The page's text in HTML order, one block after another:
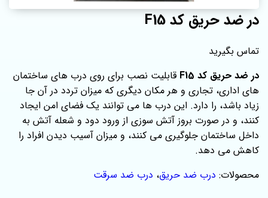
در ضد حریق کد F15
تماس بگیرید
در ضد حریق کد F15
قابلیت نصب برای روی درب های ساختمان‌
های اداری، تجاری و هر مکان دیگری که میزان تردد در آن جا
زیاد باشد، را دارد. این درب ها می توانند یک فضای امن ایجاد
کنند، و در صورت بروز آتش سوزی از ورود دود و شعله آتش به
داخل ساختمان جلوگیری می کنند، و میزان آسیب دیدن افراد را
کاهش می دهد.
محصولات: درب ضد حریق، درب ضد سرقت